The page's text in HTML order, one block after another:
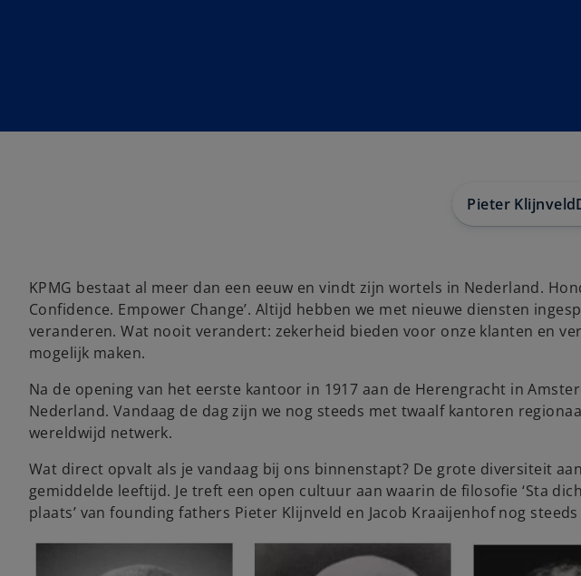
Pieter Klijnveld
KPMG bestaat al meer dan een eeuw en vindt zijn wortels in Nederland.
Confidence. Empower Change’. Altijd hebben we met nieuwe diensten
veranderen. Wat nooit verandert: zekerheid bieden voor onze klanten en
mogelijk maken.
Na de opening van het eerste kantoor in 1917 aan de Herengracht in
Nederland. Vandaag de dag zijn we nog steeds met twaalf kantoren
wereldwijd netwerk.
Wat direct opvalt als je vandaag bij ons binnenstapt? De grote diversiteit
gemiddelde leeftijd. Je treft een open cultuur aan waarin de filosofie ‘Sta
plaats’ van founding fathers Pieter Klijnveld en Jacob Kraaijenhof nog